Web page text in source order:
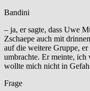
Bandini
– ja, er sagte, dass Uwe
Zschaepe auch mit
auf die weitere Gruppe,
umbrachte. Er meinte, ich
wollte mich nicht in
Frage